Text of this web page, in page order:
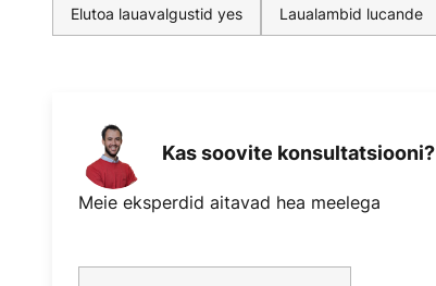
Elutoa lauavalgustid yes Laualambid lucande
Kas soovite konsultatsiooni?
Meie eksperdid aitavad hea meelega